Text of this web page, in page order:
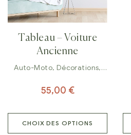
Tableau – Voiture
Ancienne
Auto-Moto, Décorations,
55,00 €
CHOIX DES OPTIONS